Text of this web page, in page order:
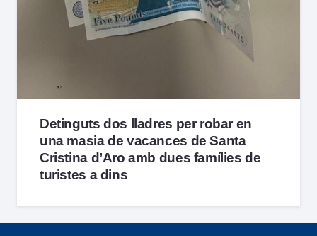
Detinguts dos lladres per robar en
una masia de vacances de Santa
Cristina d’Aro amb dues famílies de
turistes a dins